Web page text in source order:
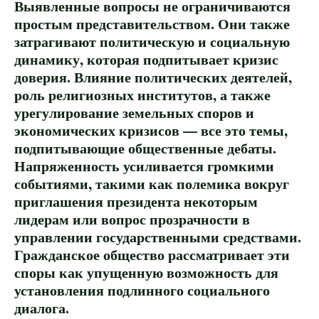
Выявленные вопросы не ограничиваются
простым представительством. Они также
затрагивают политическую и социальную
динамику, которая подпитывает кризис
доверия. Влияние политических деятелей,
роль религиозных институтов, а также
урегулирование земельных споров и
экономических кризисов — все это темы,
подпитывающие общественные дебаты.
Напряженность усиливается громкими
событиями, такими как полемика вокруг
приглашения президента некоторым
лидерам или вопрос прозрачности в
управлении государственными средствами.
Гражданское общество рассматривает эти
споры как упущенную возможность для
установления подлинного социального
диалога.